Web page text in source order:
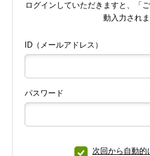
ログインしていただきますと、「
動入力されま
ID（メールアドレス）
パスワード
次回から自動的